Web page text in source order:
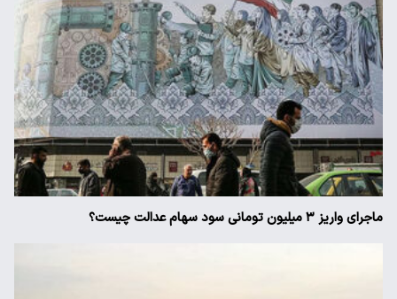
ماجرای واریز ۳ میلیون تومانی سود سهام عدالت چیست؟